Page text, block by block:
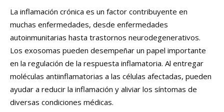
La inflamación crónica es un factor contribuyente en
muchas enfermedades, desde enfermedades
autoinmunitarias hasta trastornos neurodegenerativos.
Los exosomas pueden desempeñar un papel importante
en la regulación de la respuesta inflamatoria. Al entregar
moléculas antiinflamatorias a las células afectadas, pueden
ayudar a reducir la inflamación y aliviar los síntomas de
diversas condiciones médicas.